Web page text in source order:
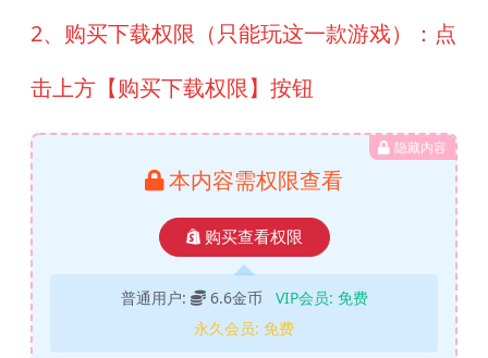
2、购买下载权限（只能玩这一款游戏）：点
击上方【购买下载权限】按钮
隐藏内容
本内容需权限查看
购买查看权限
普通用户: 6.6金币 VIP会员: 免费
永久会员: 免费